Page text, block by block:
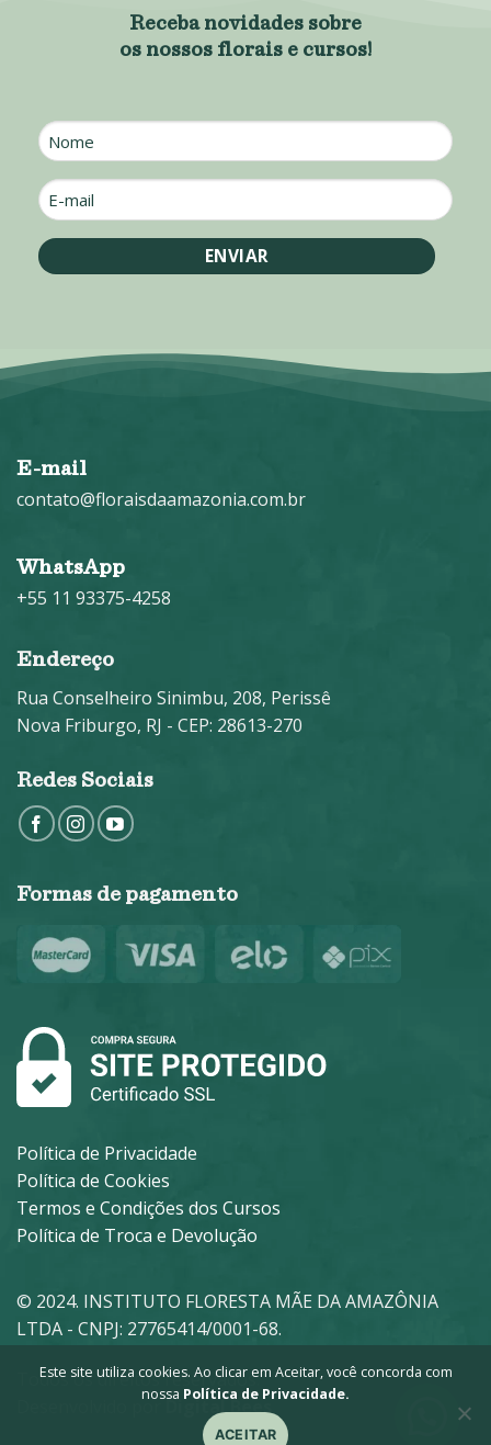
Receba novidades sobre
os nossos florais e cursos!
Nome
E-
mail
*
E-mail
contato@floraisdaamazonia.com.br
WhatsApp
+55 11 93375-4258
Endereço
Rua Conselheiro Sinimbu, 208, Perissê
Nova Friburgo, RJ - CEP: 28613-270
Redes Sociais
Formas de pagamento
© 2024. INSTITUTO FLORESTA MÃE DA AMAZÔNIA
LTDA - CNPJ: 27765414/0001-68.
Todos os direitos reservados.
Desenvolvido porDigital Bees
Política de Privacidade
Política de Cookies
Termos e Condições dos Cursos
Política de Troca e Devolução
Este site utiliza cookies. Ao clicar em Aceitar, você concorda com
nossa Política de Privacidade.
ACEITAR